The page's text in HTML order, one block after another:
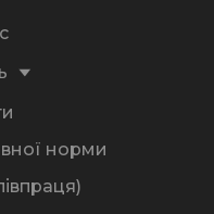
норми